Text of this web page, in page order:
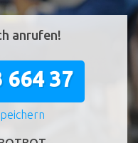
anrufen!
664 37